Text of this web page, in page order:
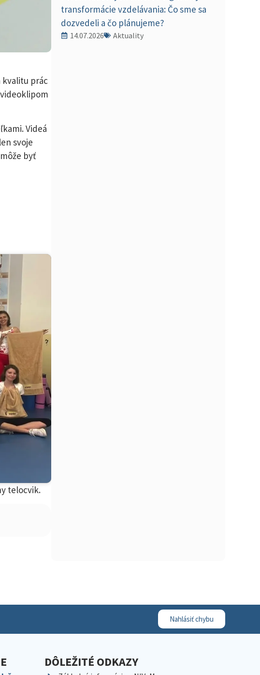
kvalitu prác
Videá
svoje
byť
telocvik.
transformácie vzdelávania: Čo sme sa
dozvedeli a čo plánujeme?
14.07.2026 Aktuality
Nahlásiť chybu
DÔLEŽITÉ ODKAZY